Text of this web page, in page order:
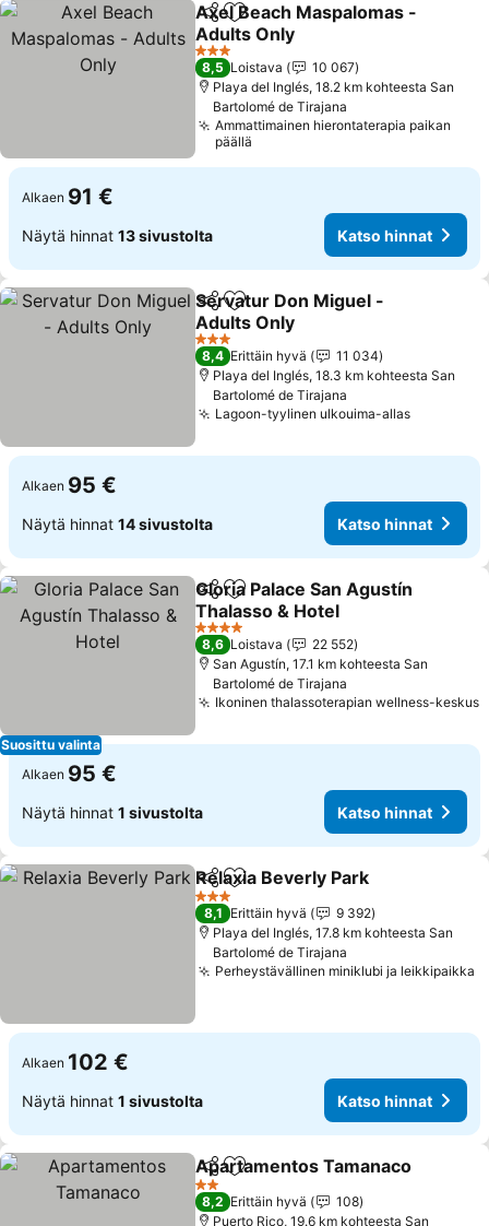
Jaa Lisää suosikkeihin
Axel Beach Maspalomas -
Adults Only
3 Tähtiluokitus
8,5 Loistava
10 067
Playa del Inglés, 18.2 km kohteesta San
Bartolomé de Tirajana
Ammattimainen hierontaterapia paikan
päällä
Alkaen 91 €
Näytä hinnat 13 sivustolta Katso hinnat
Jaa Lisää suosikkeihin
Servatur Don Miguel -
Adults Only
3 Tähtiluokitus
8,4 Erittäin hyvä
11 034
Playa del Inglés, 18.3 km kohteesta San
Bartolomé de Tirajana
Lagoon-tyylinen ulkouima-allas
Alkaen 95 €
Näytä hinnat 14 sivustolta Katso hinnat
Suosittu valinta
Jaa Lisää suosikkeihin
Gloria Palace San Agustín
Thalasso & Hotel
4 Tähtiluokitus
8,6 Loistava
22 552
San Agustín, 17.1 km kohteesta San
Bartolomé de Tirajana
Ikoninen thalassoterapian wellness-keskus
Alkaen 95 €
Näytä hinnat 1 sivustolta Katso hinnat
Jaa Lisää suosikkeihin
Relaxia Beverly Park
3 Tähtiluokitus
8,1 Erittäin hyvä
9 392
Playa del Inglés, 17.8 km kohteesta San
Bartolomé de Tirajana
Perheystävällinen miniklubi ja leikkipaikka
Alkaen 102 €
Näytä hinnat 1 sivustolta Katso hinnat
Jaa Lisää suosikkeihin
Apartamentos Tamanaco
2 Tähtiluokitus
8,2 Erittäin hyvä
108
Puerto Rico, 19.6 km kohteesta San